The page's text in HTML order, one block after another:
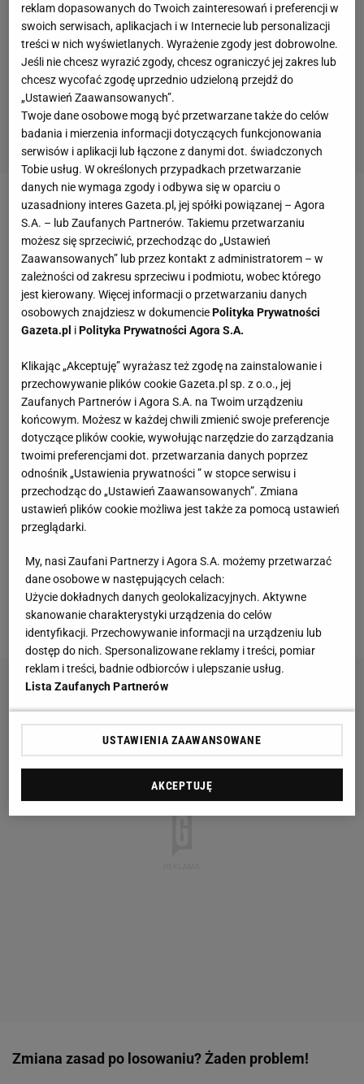
Fałszywa kara?
- Nie otrzymaliśmy oficjalnej informacji na temat
kary finansowej, którą mieli dostać Michał Kubiak i
Mateusz Bieniek – mówi nam rzecznik prasowy
Polskiego Związku Piłki Siatkowej, Janusz Uznański.
zawodników pomeczuPolska – Iran przez strefę
mieszaną pojawiła się na bułgarskiej stronie
internetowej tuż przed meczem z gospodarzami
turnieju.
Podano nawet wysokość upomnienia – 700 euro od
osoby. Karę zapłacić miał Związek, ale do tej pory
nie ma jej potwierdzenia. Możliwe, że szef biura
Bożinow, który podał informację polskim mediom,
chciał po prostu zdenerwować Polaków przed
meczem.
Zmiana zasad po losowaniu? Żaden problem!
reklam dopasowanych do Twoich zainteresowań i preferencji w
swoich serwisach, aplikacjach i w Internecie lub personalizacji
treści w nich wyświetlanych. Wyrażenie zgody jest dobrowolne.
Jeśli nie chcesz wyrazić zgody, chcesz ograniczyć jej zakres lub
chcesz wycofać zgodę uprzednio udzieloną przejdź do
„Ustawień Zaawansowanych”.
Twoje dane osobowe mogą być przetwarzane także do celów
badania i mierzenia informacji dotyczących funkcjonowania
serwisów i aplikacji lub łączone z danymi dot. świadczonych
Tobie usług. W określonych przypadkach przetwarzanie
danych nie wymaga zgody i odbywa się w oparciu o
uzasadniony interes Gazeta.pl, jej spółki powiązanej – Agora
S.A. – lub Zaufanych Partnerów. Takiemu przetwarzaniu
możesz się sprzeciwić, przechodząc do „Ustawień
Zaawansowanych” lub przez kontakt z administratorem – w
zależności od zakresu sprzeciwu i podmiotu, wobec którego
jest kierowany. Więcej informacji o przetwarzaniu danych
osobowych znajdziesz w dokumenciePolityka Prywatności
Gazeta.pl iPolityka Prywatności Agora S.A.
Klikając „Akceptuję” wyrażasz też zgodę na zainstalowanie i
przechowywanie plików cookie Gazeta.pl sp. z o.o., jej
Zaufanych Partnerów i Agora S.A. na Twoim urządzeniu
końcowym. Możesz w każdej chwili zmienić swoje preferencje
dotyczące plików cookie, wywołując narzędzie do zarządzania
twoimi preferencjami dot. przetwarzania danych poprzez
odnośnik „Ustawienia prywatności ” w stopce serwisu i
przechodząc do „Ustawień Zaawansowanych”. Zmiana
ustawień plików cookie możliwa jest także za pomocą ustawień
przeglądarki.
My, nasi Zaufani Partnerzy i Agora S.A. możemy przetwarzać
dane osobowe w następujących celach:
Użycie dokładnych danych geolokalizacyjnych. Aktywne
skanowanie charakterystyki urządzenia do celów
identyfikacji. Przechowywanie informacji na urządzeniu lub
dostęp do nich. Spersonalizowane reklamy i treści, pomiar
reklam i treści, badnie odbiorców i ulepszanie usług.
Lista Zaufanych Partnerów
USTAWIENIA ZAAWANSOWANE
AKCEPTUJĘ